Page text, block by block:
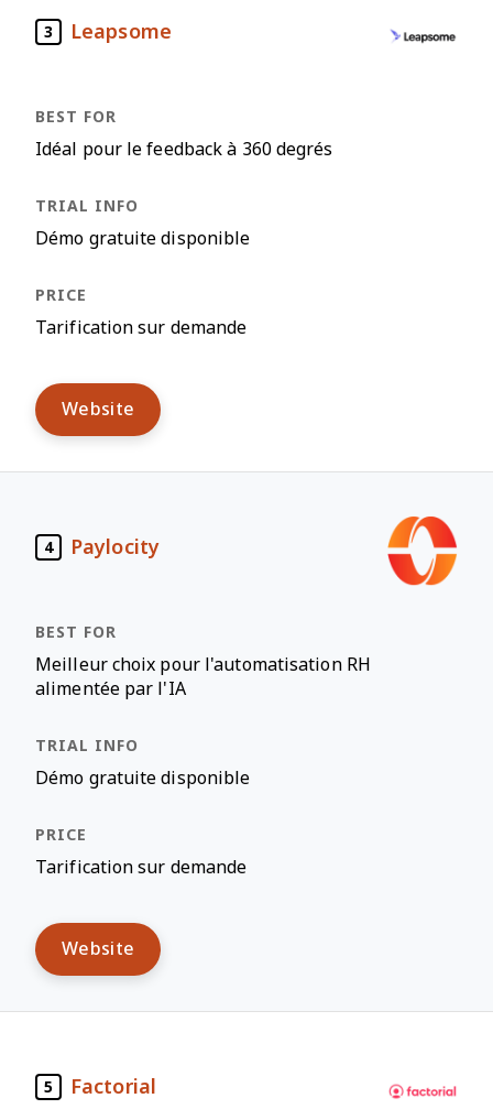
3 Leapsome
Idéal pour le feedback à 360 degrés
Démo gratuite disponible
Tarification sur demande
Website
4 Paylocity
Meilleur choix pour l'automatisation RH
alimentée par l'IA
Démo gratuite disponible
Tarification sur demande
Website
5 Factorial